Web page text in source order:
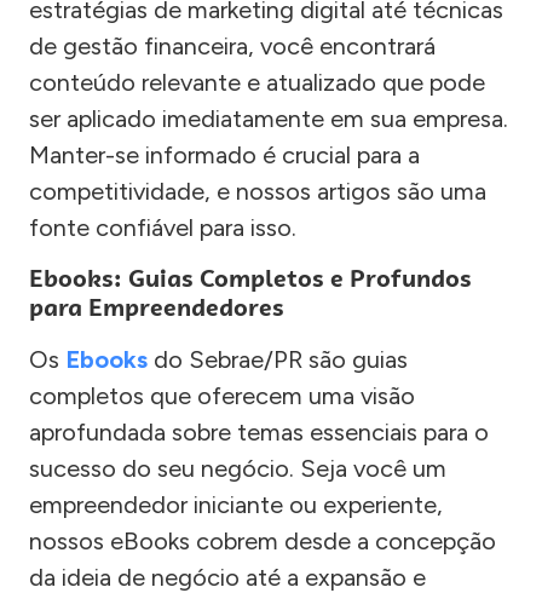
estratégias de marketing digital até técnicas
de gestão financeira, você encontrará
conteúdo relevante e atualizado que pode
ser aplicado imediatamente em sua empresa.
Manter-se informado é crucial para a
competitividade, e nossos artigos são uma
fonte confiável para isso.
Ebooks: Guias Completos e Profundos
para Empreendedores
Os Ebooks do Sebrae/PR são guias
completos que oferecem uma visão
aprofundada sobre temas essenciais para o
sucesso do seu negócio. Seja você um
empreendedor iniciante ou experiente,
nossos eBooks cobrem desde a concepção
da ideia de negócio até a expansão e